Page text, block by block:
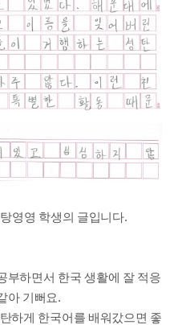
영영 학생의 글입니다.
부하면서 한국 생활에 잘 적응
아 기뻐요.
하게 한국어를 배워갔으면 좋